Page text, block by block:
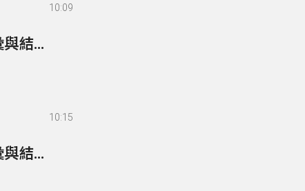
10:09
107- 超級英語通-英檢篇 107 Multiple Choices/詞彙與結構-17
10:15
106- 超級英語通-英檢篇 106 Multiple Choices/詞彙與結構-16